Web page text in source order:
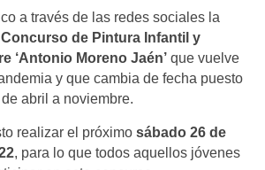
a través de las redes sociales la
Concurso de Pintura Infantil y
‘Antonio Moreno Jaén’ que vuelve
y que cambia de fecha puesto
abril a noviembre.
realizar el próximo sábado 26 de
, para lo que todos aquellos jóvenes